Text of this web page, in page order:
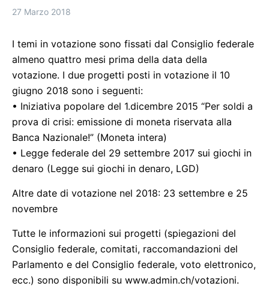
27 Marzo 2018
I temi in votazione sono fissati dal Consiglio federale
almeno quattro mesi prima della data della
votazione. I due progetti posti in votazione il 10
giugno 2018 sono i seguenti:
• Iniziativa popolare del 1.dicembre 2015 “Per soldi a
prova di crisi: emissione di moneta riservata alla
Banca Nazionale!” (Moneta intera)
• Legge federale del 29 settembre 2017 sui giochi in
denaro (Legge sui giochi in denaro, LGD)
Altre date di votazione nel 2018: 23 settembre e 25
novembre
Tutte le informazioni sui progetti (spiegazioni del
Consiglio federale, comitati, raccomandazioni del
Parlamento e del Consiglio federale, voto elettronico,
ecc.) sono disponibili su www.admin.ch/votazioni.